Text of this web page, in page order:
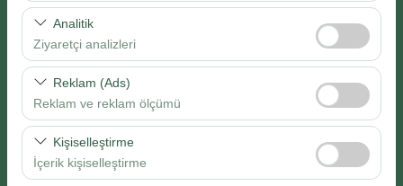
Bu çerezler sitenin doğru şekilde çalışması, güvenlik,
oturum yönetimi ve temel işlevler için gereklidir. Devre
dışı bırakılamaz.
Analitik
Ziyaretçi analizleri
Bu çerezler, sitemizin nasıl kullanıldığını (ziyaretçi sayısı,
en çok ziyaret edilen sayfalar, kullanıcı davranışları)
analiz etmemizi sağlar. Bu veriler, web sitesi
performansını ölçmek ve kullanıcı deneyimini sürekli
iyileştirmek için kullanılır.
Reklam (Ads)
Reklam ve reklam ölçümü
Bu çerezler, size ilgi alanlarınıza uygun kişiselleştirilmiş
reklamlar göstermemize ve reklam kampanyalarımızın
etkinliğini (gösterim sayısı, tıklama oranı) ölçmemize
Kişiselleştirme
İçerik kişiselleştirme
Alış Tarih & Saat
Bırakış Tarih & Saat
09:00
Ara